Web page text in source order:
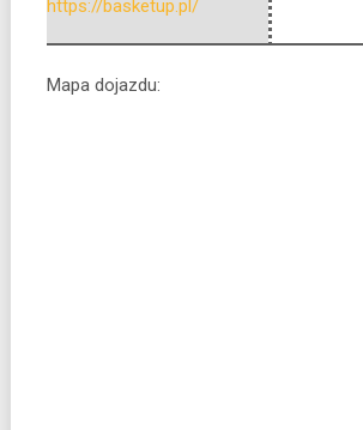
https://basketup.pl/
Mapa dojazdu: